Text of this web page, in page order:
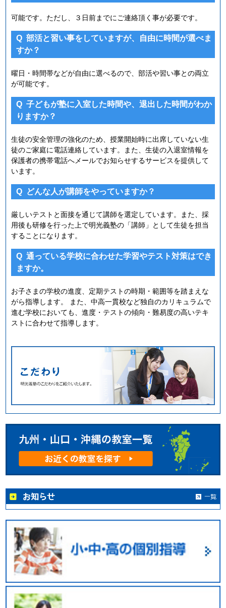
可能です。ただし、３日前までにご連絡頂く事が必要です。
Q 部活と習い事をしていますが、自由に時間が選べま
すか？
曜日・時間帯などが自由に選べるので、部活や習い事との両立
が可能です。
Q 子どもが塾に入室した時間や、退出した時間がわか
りますか？
生徒の安全管理の強化のため、授業開始時に出席していない生
徒のご家庭に電話連絡しています。また、生徒の入退室情報を
保護者の携帯電話へメールでお知らせするサービスを提供して
います。
Q どんな人が講師をやっていますか？
厳しいテストと面接を通じて講師を選定しています。また、採
用後も研修を行った上で明光義塾の「講師」として生徒を担当
することになります。
Q 通っている学校に合わせた学習やテスト対策はでき
ますか。
お子さまの学校の進度、定期テストの時期・範囲等を踏まえな
がら指導します。 また、中高一貫校など独自のカリキュラムで
進む学校においても、進度・テストの傾向・難易度の高いテキ
ストに合わせて指導します。